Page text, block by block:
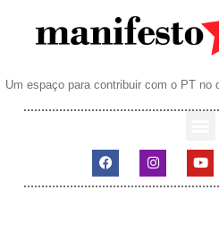
Um espaço para contribuir com o PT no